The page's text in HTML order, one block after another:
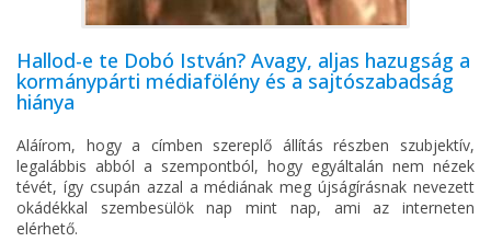
Hallod-e te Dobó István? Avagy, aljas hazugság a
kormánypárti médiafölény és a sajtószabadság
hiánya
Aláírom, hogy a címben szereplő állítás részben szubjektív,
legalábbis abból a szempontból, hogy egyáltalán nem nézek
tévét, így csupán azzal a médiának meg újságírásnak nevezett
okádékkal szembesülök nap mint nap, ami az interneten
elérhető.